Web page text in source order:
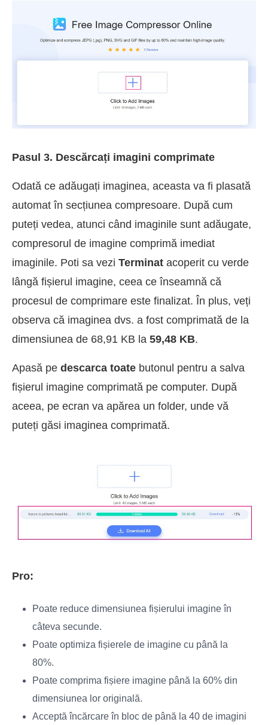
Pasul 3. Descărcați imagini comprimate
Odată ce adăugați imaginea, aceasta va fi plasată
automat în secțiunea compresoare. După cum
puteți vedea, atunci când imaginile sunt adăugate,
compresorul de imagine comprimă imediat
imaginile. Poti sa vezi Terminat acoperit cu verde
lângă fișierul imagine, ceea ce înseamnă că
procesul de comprimare este finalizat. În plus, veți
observa că imaginea dvs. a fost comprimată de la
dimensiunea de 68,91 KB la 59,48 KB.
Apasă pe descarca toate butonul pentru a salva
fișierul imagine comprimată pe computer. După
aceea, pe ecran va apărea un folder, unde vă
puteți găsi imaginea comprimată.
Pro:
Poate reduce dimensiunea fișierului imagine în
câteva secunde.
Poate optimiza fișierele de imagine cu până la
80%.
Poate comprima fișiere imagine până la 60% din
dimensiunea lor originală.
Acceptă încărcare în bloc de până la 40 de imagini